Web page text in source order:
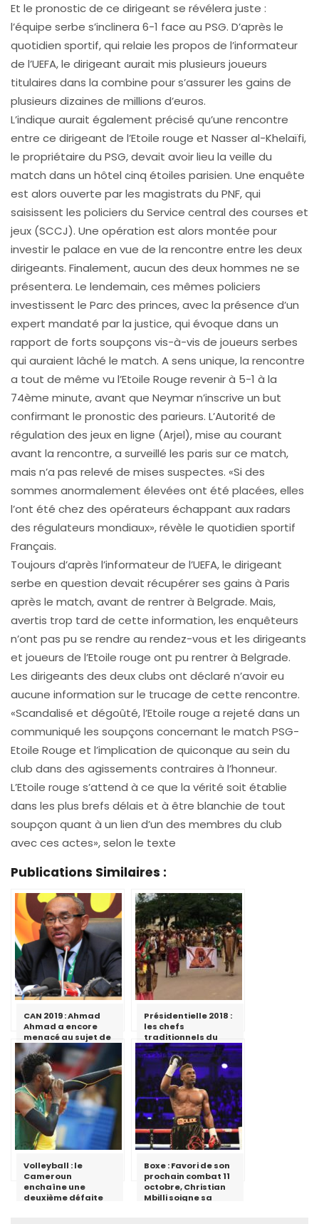
Et le pronostic de ce dirigeant se révélera juste :
l’équipe serbe s’inclinera 6-1 face au PSG. D’après le
quotidien sportif, qui relaie les propos de l’informateur
de l’UEFA, le dirigeant aurait mis plusieurs joueurs
titulaires dans la combine pour s’assurer les gains de
plusieurs dizaines de millions d’euros.
L’indique aurait également précisé qu’une rencontre
entre ce dirigeant de l’Etoile rouge et Nasser al-Khelaïfi,
le propriétaire du PSG, devait avoir lieu la veille du
match dans un hôtel cinq étoiles parisien. Une enquête
est alors ouverte par les magistrats du PNF, qui
saisissent les policiers du Service central des courses et
jeux (SCCJ). Une opération est alors montée pour
investir le palace en vue de la rencontre entre les deux
dirigeants. Finalement, aucun des deux hommes ne se
présentera. Le lendemain, ces mêmes policiers
investissent le Parc des princes, avec la présence d’un
expert mandaté par la justice, qui évoque dans un
rapport de forts soupçons vis-à-vis de joueurs serbes
qui auraient lâché le match. A sens unique, la rencontre
a tout de même vu l’Etoile Rouge revenir à 5-1 à la
74ème minute, avant que Neymar n’inscrive un but
confirmant le pronostic des parieurs. L’Autorité de
régulation des jeux en ligne (Arjel), mise au courant
avant la rencontre, a surveillé les paris sur ce match,
mais n’a pas relevé de mises suspectes. «Si des
sommes anormalement élevées ont été placées, elles
l’ont été chez des opérateurs échappant aux radars
des régulateurs mondiaux», révèle le quotidien sportif
Français.
Toujours d’après l’informateur de l’UEFA, le dirigeant
serbe en question devait récupérer ses gains à Paris
après le match, avant de rentrer à Belgrade. Mais,
avertis trop tard de cette information, les enquêteurs
n’ont pas pu se rendre au rendez-vous et les dirigeants
et joueurs de l’Etoile rouge ont pu rentrer à Belgrade.
Les dirigeants des deux clubs ont déclaré n’avoir eu
aucune information sur le trucage de cette rencontre.
«Scandalisé et dégoûté, l’Etoile rouge a rejeté dans un
communiqué les soupçons concernant le match PSG-
Etoile Rouge et l’implication de quiconque au sein du
club dans des agissements contraires à l’honneur.
L’Etoile rouge s’attend à ce que la vérité soit établie
dans les plus brefs délais et à être blanchie de tout
soupçon quant à un lien d’un des membres du club
avec ces actes», selon le texte
Publications Similaires :
CAN 2019 : Ahmad
Ahmad a encore
menacé au sujet de
l’organisation par
le Cameroun
Présidentielle 2018 :
les chefs
traditionnels du
Sud apportent leur
soutien à Paul Biya
Volleyball : le
Cameroun
enchaîne une
deuxième défaite
Boxe : Favori de son
prochain combat 11
octobre, Christian
Mbilli soigne sa